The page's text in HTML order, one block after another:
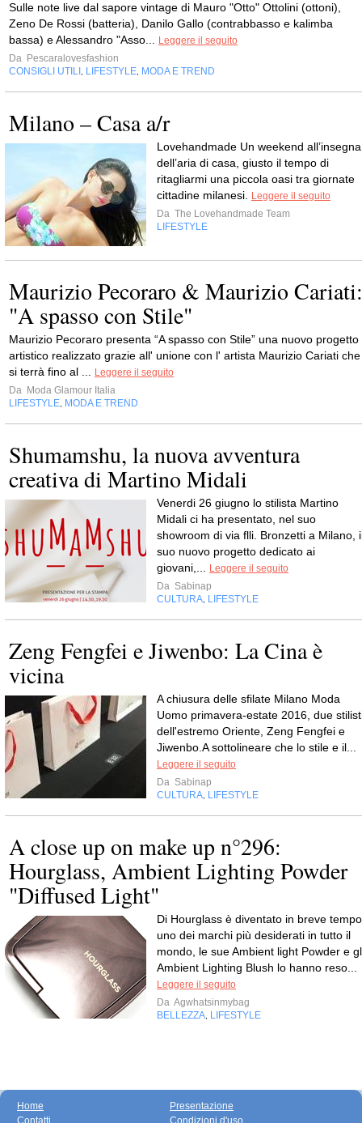
Sulle note live dal sapore vintage di Mauro "Otto" Ottolini (ottoni),
Zeno De Rossi (batteria), Danilo Gallo (contrabbasso e kalimba
bassa) e Alessandro "Asso... Leggere il seguito
Da Pescaralovesfashion
CONSIGLI UTILI , LIFESTYLE, MODA E TREND
Milano – Casa a/r
Lovehandmade Un weekend all’insegna
dell’aria di casa, giusto il tempo di
ritagliarmi una piccola oasi tra giornate
cittadine milanesi. Leggere il seguito
Da The Lovehandmade Team
LIFESTYLE
Maurizio Pecoraro & Maurizio Cariati:
"A spasso con Stile"
Maurizio Pecoraro presenta “A spasso con Stile” una nuovo progetto
artistico realizzato grazie all' unione con l' artista Maurizio Cariati che
si terrà fino al ... Leggere il seguito
Da Moda Glamour Italia
LIFESTYLE, MODA E TREND
Shumamshu, la nuova avventura
creativa di Martino Midali
Venerdi 26 giugno lo stilista Martino
Midali ci ha presentato, nel suo
showroom di via flli. Bronzetti a Milano,
suo nuovo progetto dedicato ai
giovani,... Leggere il seguito
Da Sabinap
CULTURA, LIFESTYLE
Zeng Fengfei e Jiwenbo: La Cina è
vicina
A chiusura delle sfilate Milano Moda
Uomo primavera-estate 2016, due
dell'estremo Oriente, Zeng Fengfei e
Jiwenbo.A sottolineare che lo stile e il...
Leggere il seguito
Da Sabinap
CULTURA, LIFESTYLE
A close up on make up n°296:
Hourglass, Ambient Lighting Powder
"Diffused Light"
Di Hourglass è diventato in breve tempo
uno dei marchi più desiderati in tutto il
mondo, le sue Ambient light Powder e
Ambient Lighting Blush lo hanno reso...
Leggere il seguito
Da Agwhatsinmybag
BELLEZZA, LIFESTYLE
Home
Presentazione